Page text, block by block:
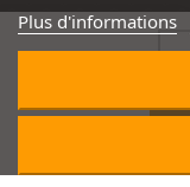
Plus d'informations